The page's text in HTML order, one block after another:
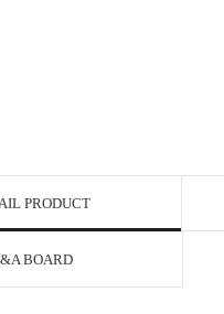
PRODUCT
BOARD